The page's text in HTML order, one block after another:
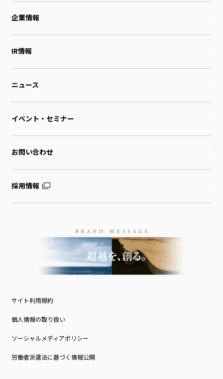
企業情報
IR情報
ニュース
イベント・セミナー
お問い合わせ
採用情報
サイト利用規約
個人情報の取り扱い
ソーシャルメディアポリシー
労働者派遣法に基づく情報公開